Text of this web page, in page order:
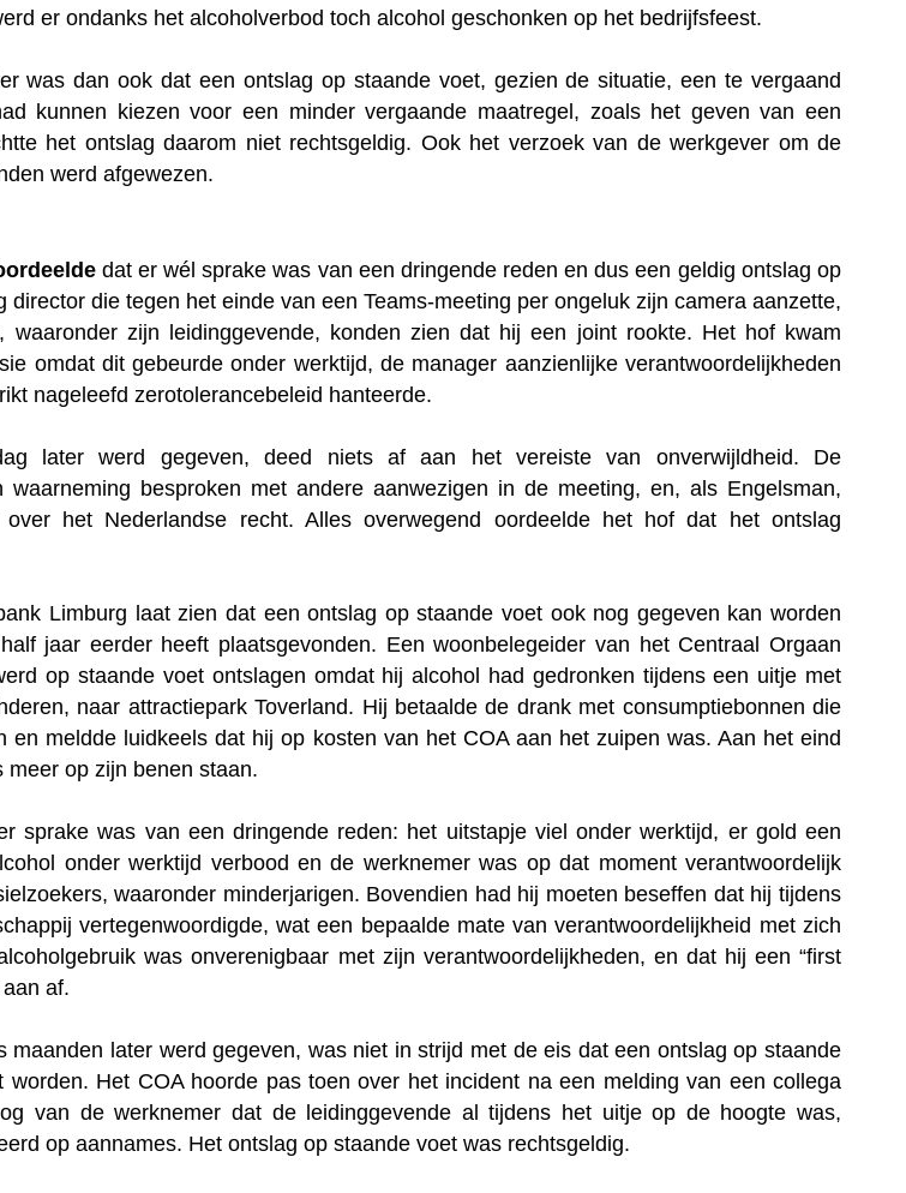
er ondanks het alcoholverbod toch alcohol geschonken op het bedrijfsfeest.
was dan ook dat een ontslag op staande voet, gezien de situatie, een te vergaand
kunnen kiezen voor een minder vergaande maatregel, zoals het geven van een
het ontslag daarom niet rechtsgeldig. Ook het verzoek van de werkgever om de
werd afgewezen.
dat er wél sprake was van een dringende reden en dus een geldig ontslag op
director die tegen het einde van een Teams-meeting per ongeluk zijn camera aanzette,
waaronder zijn leidinggevende, konden zien dat hij een joint rookte. Het hof kwam
omdat dit gebeurde onder werktijd, de manager aanzienlijke verantwoordelijkheden
nageleefd zerotolerancebeleid hanteerde.
later werd gegeven, deed niets af aan het vereiste van onverwijldheid. De
waarneming besproken met andere aanwezigen in de meeting, en, als Engelsman,
over het Nederlandse recht. Alles overwegend oordeelde het hof dat het ontslag
Limburg laat zien dat een ontslag op staande voet ook nog gegeven kan worden
jaar eerder heeft plaatsgevonden. Een woonbelegeider van het Centraal Orgaan
op staande voet ontslagen omdat hij alcohol had gedronken tijdens een uitje met
naar attractiepark Toverland. Hij betaalde de drank met consumptiebonnen die
en meldde luidkeels dat hij op kosten van het COA aan het zuipen was. Aan het eind
op zijn benen staan.
sprake was van een dringende reden: het uitstapje viel onder werktijd, er gold een
onder werktijd verbood en de werknemer was op dat moment verantwoordelijk
waaronder minderjarigen. Bovendien had hij moeten beseffen dat hij tijdens
vertegenwoordigde, wat een bepaalde mate van verantwoordelijkheid met zich
was onverenigbaar met zijn verantwoordelijkheden, en dat hij een “first
af.
maanden later werd gegeven, was niet in strijd met de eis dat een ontslag op staande
worden. Het COA hoorde pas toen over het incident na een melding van een collega
van de werknemer dat de leidinggevende al tijdens het uitje op de hoogte was,
op aannames. Het ontslag op staande voet was rechtsgeldig.